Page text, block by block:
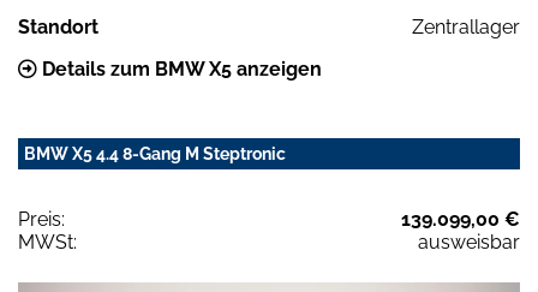
Standort
Zentrallager
Details zum BMW X5 anzeigen
BMW X5 4.4 8-Gang M Steptronic
Preis:
139.099,00 €
MWSt:
ausweisbar